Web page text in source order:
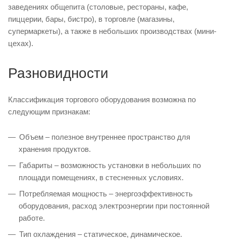
заведениях общепита (столовые, рестораны, кафе,
пиццерии, бары, бистро), в торговле (магазины,
супермаркеты), а также в небольших производствах (мини-
цехах).
Разновидности
Классификация торгового оборудования возможна по
следующим признакам:
Объем – полезное внутреннее пространство для
хранения продуктов.
Габариты – возможность установки в небольших по
площади помещениях, в стесненных условиях.
Потребляемая мощность – энергоэффективность
оборудования, расход электроэнергии при постоянной
работе.
Тип охлаждения – статическое, динамическое.